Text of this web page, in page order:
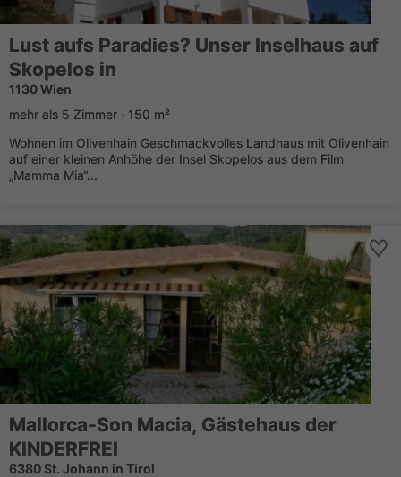
Lust aufs Paradies? Unser Inselhaus auf
Skopelos in
1130 Wien
mehr als 5 Zimmer · 150 m²
Wohnen im Olivenhain Geschmackvolles Landhaus mit Olivenhain
auf einer kleinen Anhöhe der Insel Skopelos aus dem Film
„Mamma Mia“...
Mallorca-Son Macia, Gästehaus der
KINDERFREI
6380 St. Johann in Tirol